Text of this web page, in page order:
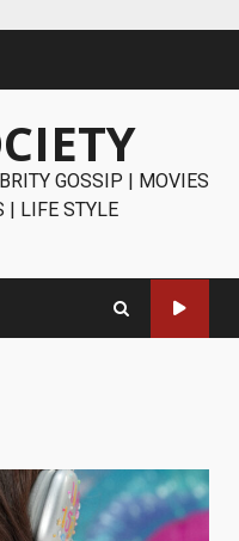
GOSSIP | MOVIES
| LIFE STYLE